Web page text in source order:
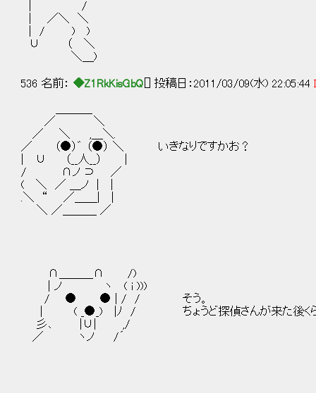
| /
| ／＼ ＼
| / ) )
∪ （ ＼
＼＿)
536 名前： ◆Z1RkKisGbQ [] 投稿日：2011/03/09(水) 22:05:44
／ ＼
／ ＼ ,＿＼.
／ （●）゛ （●） ＼ いきなりですかお？
| ∪ （__人__） |
/ ∩ノ ⊃ ／
( ＼ ／ ＿ノ | |
.＼ “ ／＿＿| |
＼ ／＿＿＿ ／
∩＿＿＿∩ /)
| ノ ヽ ( i )))
/ ● ● | / / そう。
| ( _●_) |ﾉ / ちょうど探偵さんが来た後くら
彡､ |∪| ,/
／ ヽノ /´